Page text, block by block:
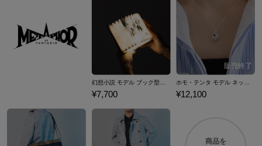
幻想小説 モデル ブック型ライト メタファー：リファンタジオ
¥7,700
ホモ・テンタ モデル ネックレス メタファー：リファンタジオ
¥12,100
商品を